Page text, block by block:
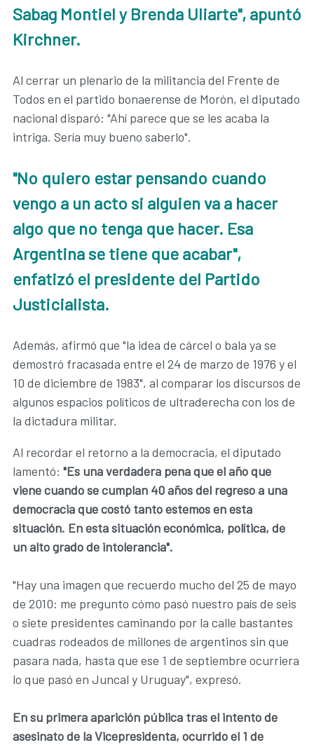
Sabag Montiel y Brenda Uliarte", apuntó
Kirchner.
Al cerrar un plenario de la militancia del Frente de
Todos en el partido bonaerense de Morón, el diputado
nacional disparó: "Ahí parece que se les acaba la
intriga. Sería muy bueno saberlo".
"No quiero estar pensando cuando
vengo a un acto si alguien va a hacer
algo que no tenga que hacer. Esa
Argentina se tiene que acabar",
enfatizó el presidente del Partido
Justicialista.
Además, afirmó que "la idea de cárcel o bala ya se
demostró fracasada entre el 24 de marzo de 1976 y el
10 de diciembre de 1983", al comparar los discursos de
algunos espacios políticos de ultraderecha con los de
la dictadura militar.
Al recordar el retorno a la democracia, el diputado
lamentó: "Es una verdadera pena que el año que
viene cuando se cumplan 40 años del regreso a una
democracia que costó tanto estemos en esta
situación. En esta situación económica, política, de
un alto grado de intolerancia".
"Hay una imagen que recuerdo mucho del 25 de mayo
de 2010: me pregunto cómo pasó nuestro país de seis
o siete presidentes caminando por la calle bastantes
cuadras rodeados de millones de argentinos sin que
pasara nada, hasta que ese 1 de septiembre ocurriera
lo que pasó en Juncal y Uruguay", expresó.
En su primera aparición pública tras el intento de
asesinato de la Vicepresidenta, ocurrido el 1 de